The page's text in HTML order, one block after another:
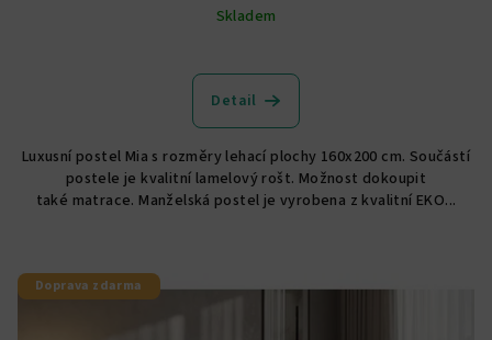
Skladem
Detail
Luxusní postel Mia s rozměry lehací plochy 160x200 cm. Součástí
postele je kvalitní lamelový rošt. Možnost dokoupit
také matrace. Manželská postel je vyrobena z kvalitní EKO...
Doprava zdarma